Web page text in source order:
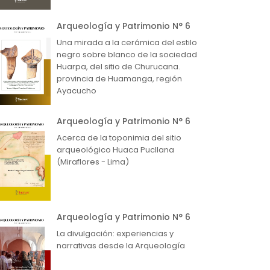
Arqueología y Patrimonio N° 6
Una mirada a la cerámica del estilo
negro sobre blanco de la sociedad
Huarpa, del sitio de Churucana.
provincia de Huamanga, región
Ayacucho
Arqueología y Patrimonio N° 6
Acerca de la toponimia del sitio
arqueológico Huaca Pucllana
(Miraflores - Lima)
Arqueología y Patrimonio N° 6
La divulgación: experiencias y
narrativas desde la Arqueología